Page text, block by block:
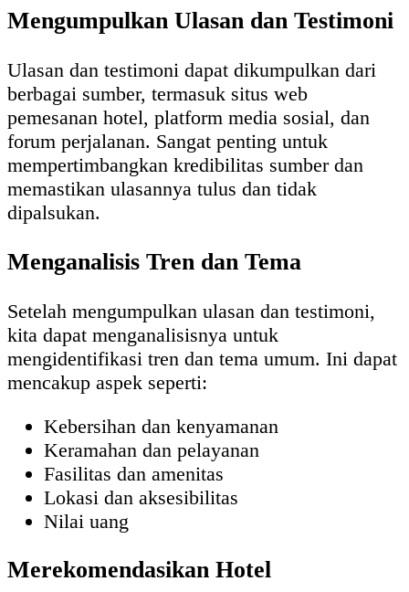
Mengumpulkan Ulasan dan Testimoni
Ulasan dan testimoni dapat dikumpulkan dari
berbagai sumber, termasuk situs web
pemesanan hotel, platform media sosial, dan
forum perjalanan. Sangat penting untuk
mempertimbangkan kredibilitas sumber dan
memastikan ulasannya tulus dan tidak
dipalsukan.
Menganalisis Tren dan Tema
Setelah mengumpulkan ulasan dan testimoni,
kita dapat menganalisisnya untuk
mengidentifikasi tren dan tema umum. Ini dapat
mencakup aspek seperti:
Kebersihan dan kenyamanan
Keramahan dan pelayanan
Fasilitas dan amenitas
Lokasi dan aksesibilitas
Nilai uang
Merekomendasikan Hotel